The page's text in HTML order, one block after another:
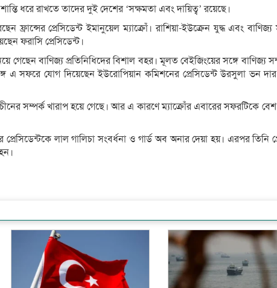
ধরে রাখতে তাদের দুই দেশের ‘সক্ষমতা এবং দায়িত্ব’ রয়েছে।
ফ্রান্সের প্রেসিডেন্ট ইমানুয়েল ম্যাক্রোঁ। রাশিয়া-ইউক্রেন যুদ্ধ এবং বাণিজ্য
ফরাসি প্রেসিডেন্ট।
গেছেন বাণিজ্য প্রতিনিধিদের বিশাল বহর। মূলত বেইজিংয়ের সঙ্গে বাণিজ্য
এ সফরে যোগ দিয়েছেন ইউরোপিয়ান কমিশনের প্রেসিডেন্ট উরসুলা ভন
সম্পর্ক খারাপ হয়ে গেছে। আর এ কারণে ম্যাক্রোঁর এবারের সফরটিকে
লাল গালিচা সংবর্ধনা ও গার্ড অব অনার দেয়া হয়। এরপর তিনি